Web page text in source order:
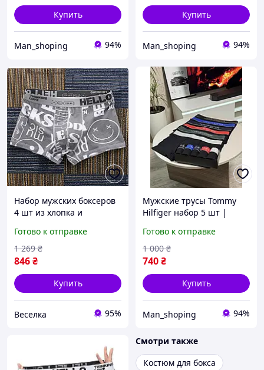
Купить
Man_shoping 94%
Купить
Man_shoping 94%
Набор мужских боксеров
4 шт из хлопка и
для комфорта и стиля
FLAME
Готово к отправке
846₴
1 269 ₴
Купить
Веселка 95%
Мужские трусы Tommy
Hilfiger набор 5 шт |
Премиум качество |
Комфорт и стиль каждый
день
Готово к отправке
740₴
1 000 ₴
Купить
Man_shoping 94%
Смотри также
Костюм для бокса